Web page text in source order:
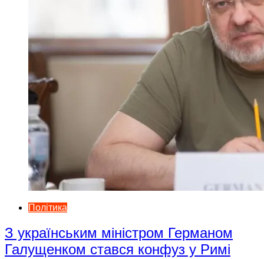
Політика
З українським міністром Германом
Галущенком стався конфуз у Римі